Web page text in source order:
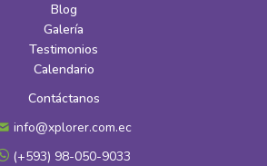
Blog
Galería
Testimonios
Calendario
Contáctanos
info@xplorer.com.ec
(+593) 98-050-9033